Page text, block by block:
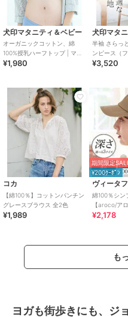
犬印マタニティ＆ベビー
オーガニックコットン、綿
100%授乳ハーフトップ | マタ
ニティ・授乳ブラ
¥1,980
犬印マタ
半袖 さらっ
ンピース（
タイプ） | マ
¥3,520
コカ
【綿100％】コットンパンチン
グレースブラウス 全2色
¥1,989
期間限定
¥200ｸｰﾎﾟﾝ
ヴィータ
綿100％シン
【aroco/アロ
¥2,178
も
ヨガも街歩きにも、ジ